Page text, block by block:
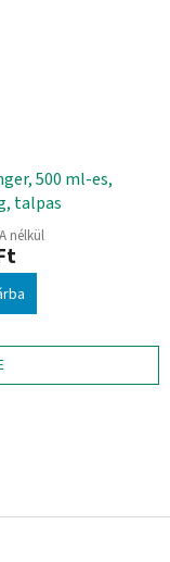
500 ml-es,
talpas
nélkül